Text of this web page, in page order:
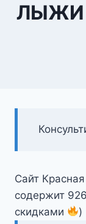
ЛЫЖИ
Сайт
содержит
скидками
)